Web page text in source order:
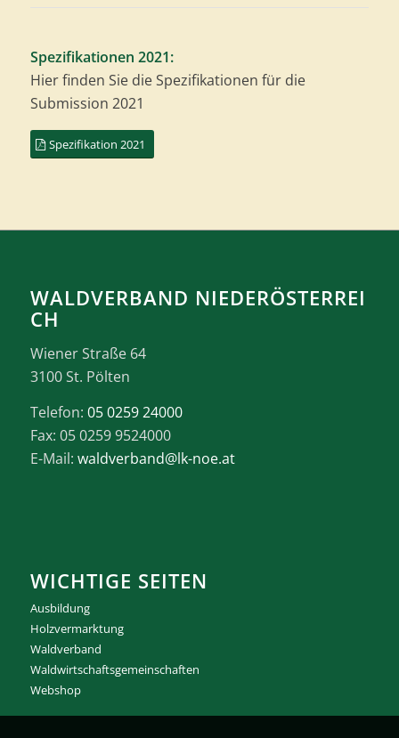
Spezifikationen 2021:
Hier finden Sie die Spezifikationen für die
Submission 2021
Spezifikation 2021
WALDVERBAND NIEDERÖSTERREI
CH
Wiener Straße 64
3100 St. Pölten
Telefon: 05 0259 24000
Fax: 05 0259 9524000
E-Mail: waldverband@lk-noe.at
WICHTIGE SEITEN
Ausbildung
Holzvermarktung
Waldverband
Waldwirtschaftsgemeinschaften
Webshop